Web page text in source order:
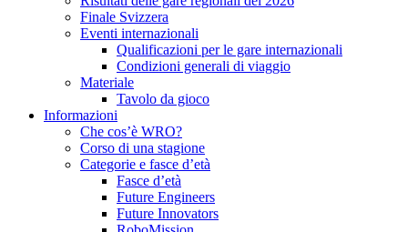
Finale Svizzera
Eventi internazionali
Qualificazioni per le gare internazionali
Condizioni generali di viaggio
Materiale
Tavolo da gioco
Informazioni
Che cos’è WRO?
Corso di una stagione
Categorie e fasce d’età
Fasce d’età
Future Engineers
Future Innovators